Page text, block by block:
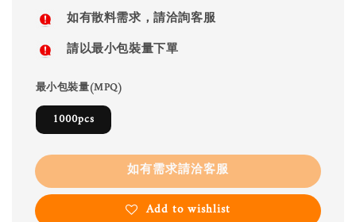
如有散料需求，請洽詢客服
請以最小包裝量下單
最小包裝量(MPQ)
1000pcs
如有需求請洽客服
Add to wishlist